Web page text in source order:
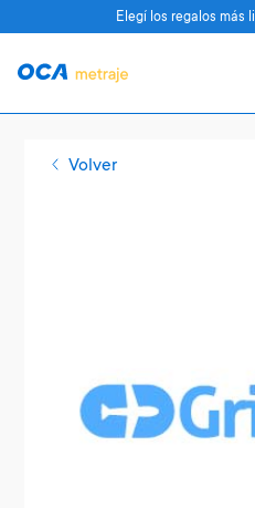
Volver
Elegí los regalos más